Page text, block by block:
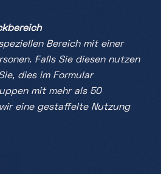
Bereich mit einer
Falls Sie diesen nutzen
dies im Formular
mit mehr als 50
wir eine gestaffelte Nutzung